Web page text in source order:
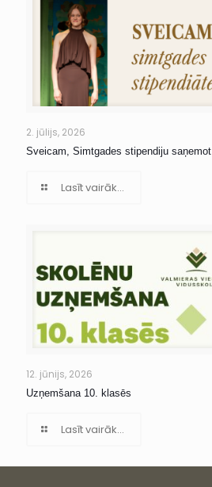
2. jūlijs, 2026
Sveicam, Simtgades stipendiju saņemot
Lasīt vairāk...
12. jūnijs, 2026
Uzņemšana 10. klasēs
Lasīt vairāk...